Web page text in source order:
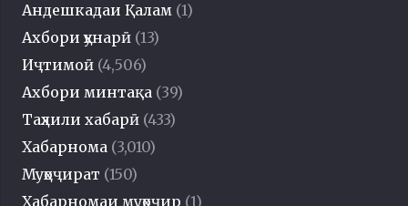
Андешкадаи Қалам (1)
Ахбори ҳунарӣ (13)
Иҷтимоӣ (4,506)
Ахбори минтақа (39)
Таҳлили хабарӣ (433)
Хабарнома (3,010)
Муҳоҷират (150)
Хабарномаи муҳоҷир (1)